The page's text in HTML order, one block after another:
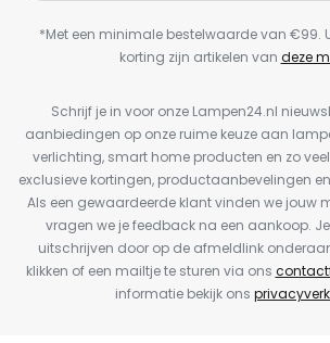
*Met een minimale bestelwaarde van €99.
korting zijn artikelen van deze
Schrijf je in voor onze Lampen24.nl
aanbiedingen op onze ruime keuze aan
verlichting, smart home producten en zo
exclusieve kortingen, productaanbevelingen
Als een gewaardeerde klant vinden we jouw
vragen we je feedback na een aankoop.
uitschrijven door op de afmeldlink
klikken of een mailtje te sturen via ons
informatie bekijk ons